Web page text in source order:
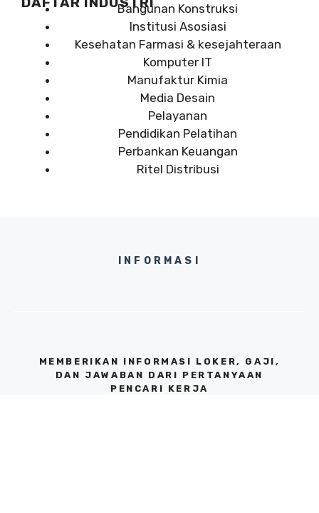
Bangunan Konstruksi
Institusi Asosiasi
Kesehatan Farmasi & kesejahteraan
Komputer IT
Manufaktur Kimia
Media Desain
Pelayanan
Pendidikan Pelatihan
Perbankan Keuangan
Ritel Distribusi
INFORMASI
MEMBERIKAN INFORMASI LOKER, GAJI,
DAN JAWABAN DARI PERTANYAAN
PENCARI KERJA